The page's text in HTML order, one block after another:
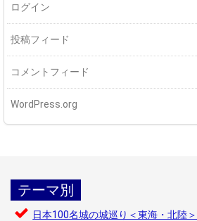
ログイン
投稿フィード
コメントフィード
WordPress.org
テーマ別
日本100名城の城巡り＜東海・北陸＞